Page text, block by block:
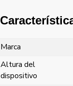
Marca
Altura del
dispositivo